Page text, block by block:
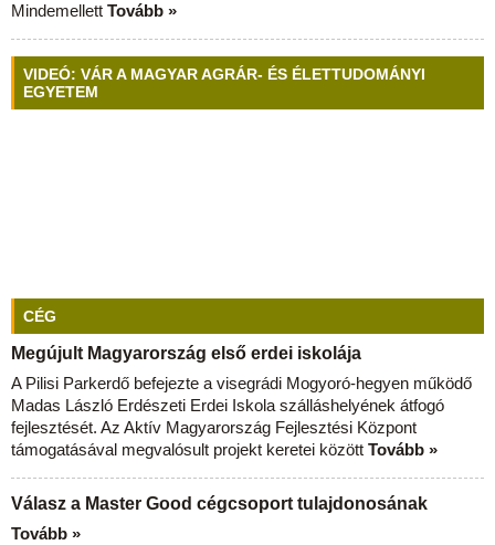
Mindemellett Tovább »
VIDEÓ: VÁR A MAGYAR AGRÁR- ÉS ÉLETTUDOMÁNYI
EGYETEM
CÉG
Megújult Magyarország első erdei iskolája
A Pilisi Parkerdő befejezte a visegrádi Mogyoró-hegyen működő
Madas László Erdészeti Erdei Iskola szálláshelyének átfogó
fejlesztését. Az Aktív Magyarország Fejlesztési Központ
támogatásával megvalósult projekt keretei között Tovább »
Válasz a Master Good cégcsoport tulajdonosának
Tovább »